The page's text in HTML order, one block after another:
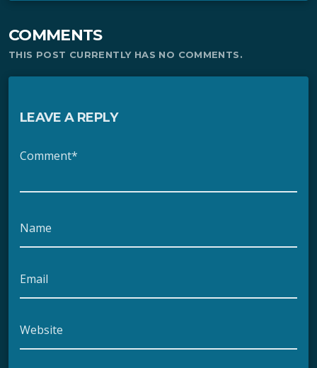
COMMENTS
THIS POST CURRENTLY HAS NO COMMENTS.
LEAVE A REPLY
Comment*
Name
Email
Website